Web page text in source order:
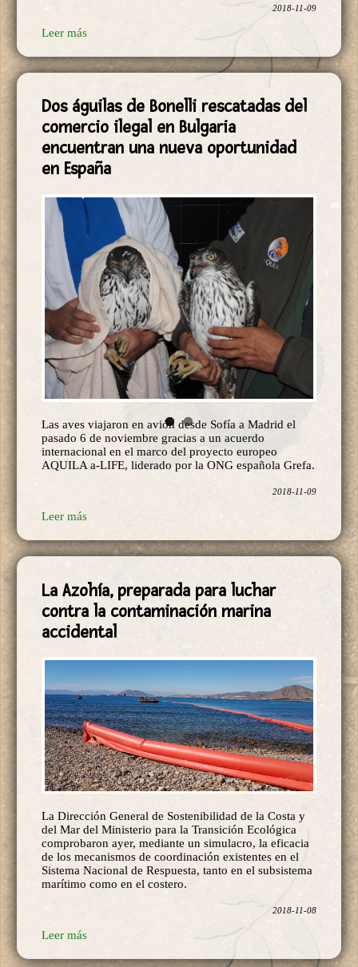
2018-11-09
Leer más
Dos águilas de Bonelli rescatadas del
comercio ilegal en Bulgaria
encuentran una nueva oportunidad
en España
Las aves viajaron en avión desde Sofía a Madrid el
pasado 6 de noviembre gracias a un acuerdo
internacional en el marco del proyecto europeo
AQUILA a-LIFE, liderado por la ONG española Grefa.
Leer más
La Azohía, preparada para luchar
contra la contaminación marina
accidental
La Dirección General de Sostenibilidad de la Costa y
del Mar del Ministerio para la Transición Ecológica
comprobaron ayer, mediante un simulacro, la eficacia
de los mecanismos de coordinación existentes en el
Sistema Nacional de Respuesta, tanto en el subsistema
marítimo como en el costero.
Leer más